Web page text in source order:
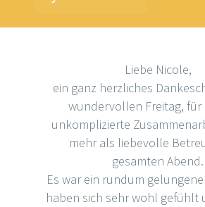
Liebe Nicole,
ein ganz herzliches
wundervollen Freitag,
unkomplizierte
mehr als liebevolle
gesamten Abend.
Es war ein rundum
haben sich sehr wohl gefühlt